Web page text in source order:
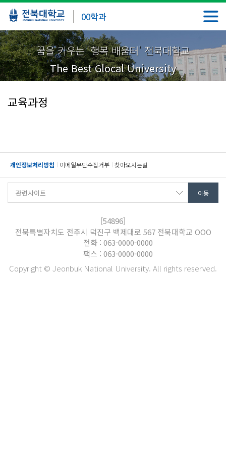
00학과
꿈을 키우는 '행복 배움터' 전북대학교
The Best Glocal University
교육과정
개인정보처리방침 이메일무단수집거부 찾아오시는길
[54896]
전북특별자치도 전주시 덕진구 백제대로 567 전북대학교 OOO
전화 : 063-0000-0000
팩스 : 063-0000-0000
Copyright © Jeonbuk National University. All rights reserved.